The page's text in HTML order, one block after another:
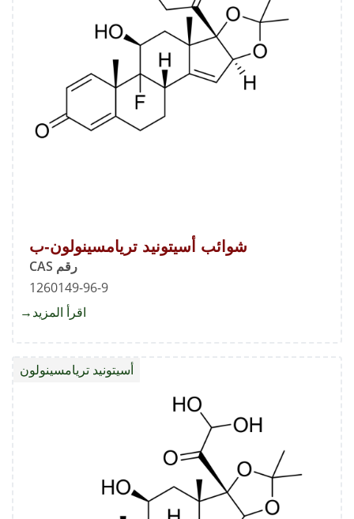
شوائب أسيتونيد تريامسينولون-ب
رقم CAS
1260149-96-9
اقرأ المزيد
أسيتونيد تريامسينولون